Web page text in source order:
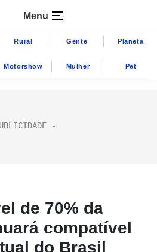
Menu
Rural Gente Planeta
Motorshow Mulher Pet
de 70% da
compatível
do Brasil